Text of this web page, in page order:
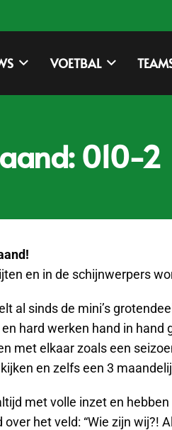
VOETBAL
010-2
en in de schijnwerpers
al sinds de mini’s
hard werken hand in hand
met elkaar zoals een
en zelfs een 3
met volle inzet en
het veld: “Wie zijn wij?!